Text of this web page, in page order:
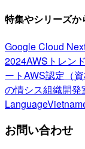
特集やシリーズか
Google Cloud
2024AWSトレン
ートAWS認定（資
の情シス組織開発
Language
お問い合わせ